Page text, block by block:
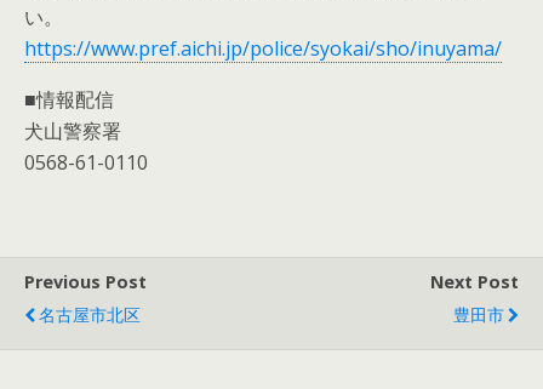
い。
https://www.pref.aichi.jp/police/syokai/sho/inuyama/
■情報配信
犬山警察署
0568-61-0110
Previous Post
名古屋市北区
Next Post
豊田市